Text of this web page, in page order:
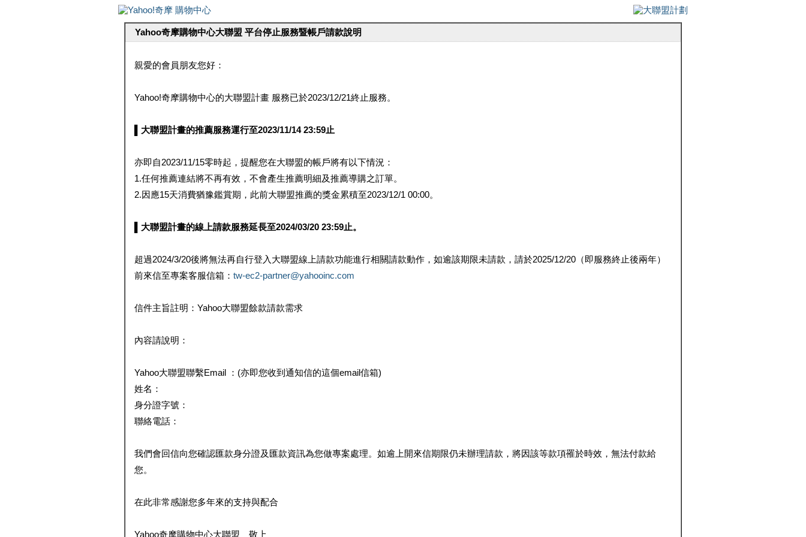
Yahoo奇摩購物中心大聯盟 平台停止服務暨帳戶請款說明
親愛的會員朋友您好：
Yahoo!奇摩購物中心的大聯盟計畫 服務已於2023/12/21終止服務。
▌大聯盟計畫的推薦服務運行至2023/11/14 23:59止
亦即自2023/11/15零時起，提醒您在大聯盟的帳戶將有以下情況：
1.任何推薦連結將不再有效，不會產生推薦明細及推薦導購之訂單。
2.因應15天消費猶豫鑑賞期，此前大聯盟推薦的獎金累積至2023/12/1 00:00。
▌大聯盟計畫的線上請款服務延長至2024/03/20 23:59止。
超過2024/3/20後將無法再自行登入大聯盟線上請款功能進行相關請款動作，如逾該期限未請款，請於2025/12/20（即服務終止後兩年）
前來信至專案客服信箱： tw-ec2-partner@yahooinc.com
信件主旨註明：Yahoo大聯盟餘款請款需求
內容請說明：
Yahoo大聯盟聯繫Email ：(亦即您收到通知信的這個email信箱)
姓名：
身分證字號：
聯絡電話：
我們會回信向您確認匯款身分證及匯款資訊為您做專案處理。如逾上開來信期限仍未辦理請款，將因該等款項罹於時效，無法付款給
您。
在此非常感謝您多年來的支持與配合
Yahoo奇摩購物中心大聯盟 敬上